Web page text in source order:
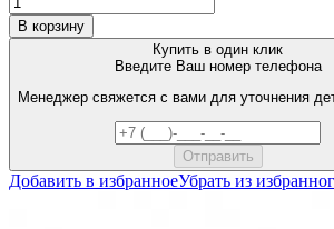
В корзину
Купить в один клик
Введите Ваш номер телефона
Менеджер свяжется с вами для уточнения
Добавить в избранноеУбрать из